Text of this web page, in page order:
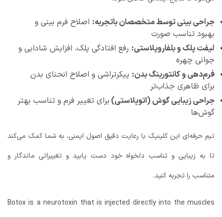
جراحی بینی توسط متخصصان باتجربه: اصلاح فرم بینی و
بهبود تناسب صورت
لیفت پلک و بلفاروپلاستی: رفع افتادگی پلک، افزایش شادابی و
جوانی چهره
فرم‌دهی و کانتورینگ بدن: پیکرتراشی و اصلاح انحنای بدن
برای ظاهری جذاب‌تر
جراحی زیبایی گوش (اتوپلاستی) برای تغییر فرم و تناسب بهتر
گوش‌ها
تیم حرفه‌ای این کلینیک با رعایت دقیق اصول ایمنی، به شما کمک می‌کند
تا به زیبایی و تناسب دلخواه خود دست یابید و تغییراتی ماندگار و
متناسب را تجربه کنید.
Botox is a neurotoxin that is injected directly into the muscles